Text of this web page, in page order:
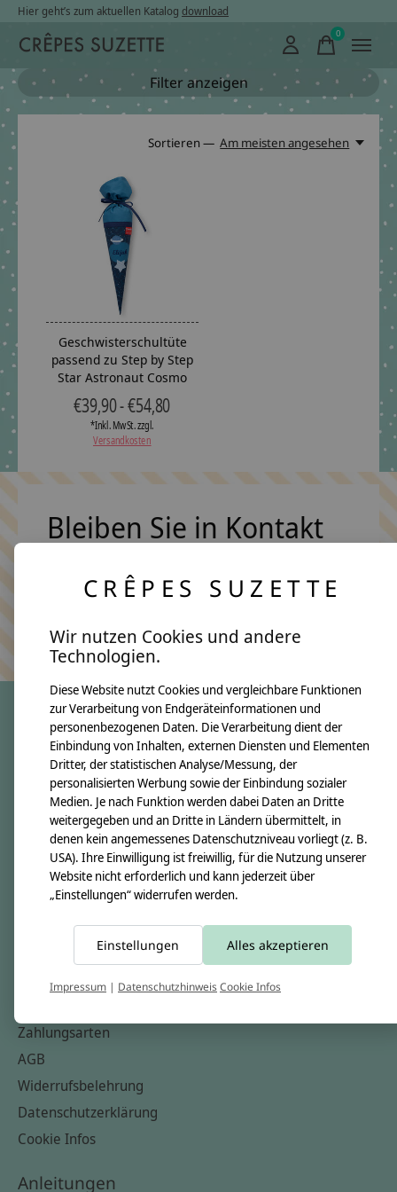
Hier geht’s zum aktuellen Katalog download
0items
Filter anzeigen
Sortieren — Am meisten angesehen
Geschwisterschultüte
passend zu Step by Step
Star Astronaut Cosmo
€39,90 - €54,80
*Inkl. MwSt. zzgl.
Versandkosten
Bleiben Sie in Kontakt
Keine Sorge, wir übertreiben es nicht
crêpes suzette
Über uns
Unsere Creppies
Nähkästchen
Unsere Stoffe
Impressum
Informationen
Kontakt
Zahlungsarten
AGB
Widerrufsbelehrung
Datenschutzerklärung
Cookie Infos
Anleitungen
CRÊPES SUZETTE
Wir nutzen Cookies und andere
Technologien.
Diese Website nutzt Cookies und vergleichbare Funktionen
zur Verarbeitung von Endgeräteinformationen und
personenbezogenen Daten. Die Verarbeitung dient der
Einbindung von Inhalten, externen Diensten und Elementen
Dritter, der statistischen Analyse/Messung, der
personalisierten Werbung sowie der Einbindung sozialer
Medien. Je nach Funktion werden dabei Daten an Dritte
weitergegeben und an Dritte in Ländern übermittelt, in
denen kein angemessenes Datenschutzniveau vorliegt (z. B.
USA). Ihre Einwilligung ist freiwillig, für die Nutzung unserer
Website nicht erforderlich und kann jederzeit über
„Einstellungen“ widerrufen werden.
Einstellungen Alles akzeptieren
Impressum | DatenschutzhinweisCookie Infos